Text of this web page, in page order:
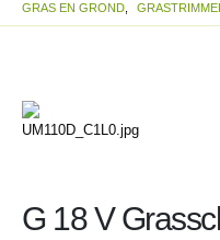
GRAS EN GROND
G 18 V